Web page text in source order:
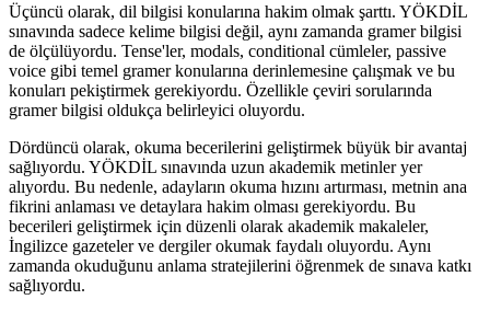
Üçüncü olarak, dil bilgisi konularına hakim olmak şarttı. YÖKDİL
sınavında sadece kelime bilgisi değil, aynı zamanda gramer bilgisi
de ölçülüyordu. Tense'ler, modals, conditional cümleler, passive
voice gibi temel gramer konularına derinlemesine çalışmak ve bu
konuları pekiştirmek gerekiyordu. Özellikle çeviri sorularında
gramer bilgisi oldukça belirleyici oluyordu.
Dördüncü olarak, okuma becerilerini geliştirmek büyük bir avantaj
sağlıyordu. YÖKDİL sınavında uzun akademik metinler yer
alıyordu. Bu nedenle, adayların okuma hızını artırması, metnin ana
fikrini anlaması ve detaylara hakim olması gerekiyordu. Bu
becerileri geliştirmek için düzenli olarak akademik makaleler,
İngilizce gazeteler ve dergiler okumak faydalı oluyordu. Aynı
zamanda okuduğunu anlama stratejilerini öğrenmek de sınava katkı
sağlıyordu.